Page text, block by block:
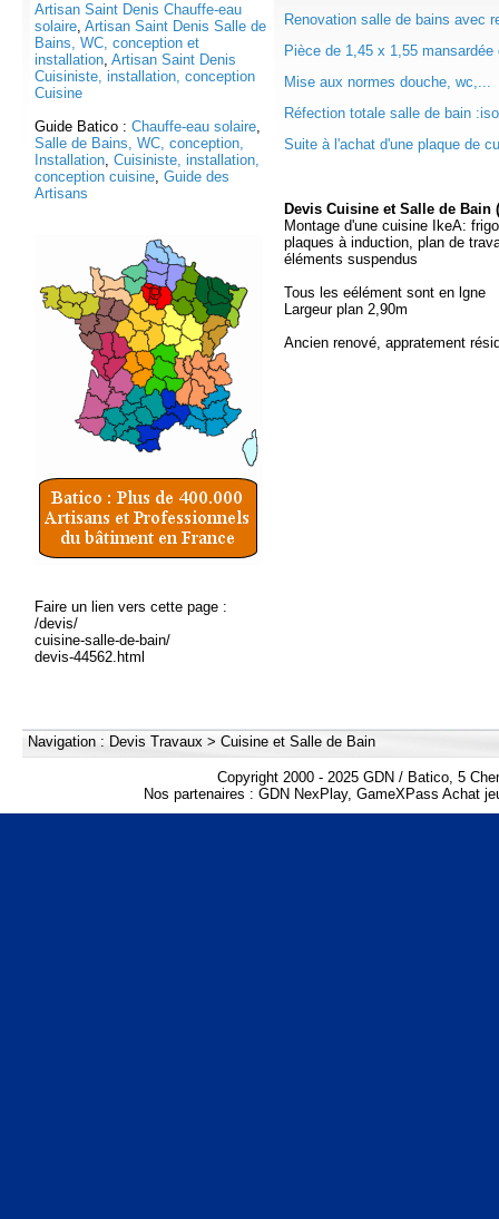
Artisan Saint Denis Chauffe-eau
solaire, Artisan Saint Denis Salle de
Bains, WC, conception et
installation, Artisan Saint Denis
Cuisiniste, installation, conception
Cuisine
Guide Batico : Chauffe-eau solaire,
Salle de Bains, WC, conception,
Installation, Cuisiniste, installation,
conception cuisine, Guide des
Artisans
Faire un lien vers cette page :
/devis/
cuisine-salle-de-bain/
devis-44562.html
Renovation salle de bains avec
Pièce de 1,45 x 1,55
Mise aux normes douche, wc,...
Réfection totale salle de bain
Suite à l'achat d'une plaque de
Devis Cuisine et Salle de Bain
Montage d'une cuisine IkeA:
plaques à induction, plan de
éléments suspendus
Tous les eélément sont en lgne
Largeur plan 2,90m
Ancien renové, appratement
Navigation : Devis Travaux > Cuisine et Salle de Bain
Copyright 2000 - 2025 GDN / Batico, 5
Nos partenaires : GDN NexPlay, GameXPass Achat